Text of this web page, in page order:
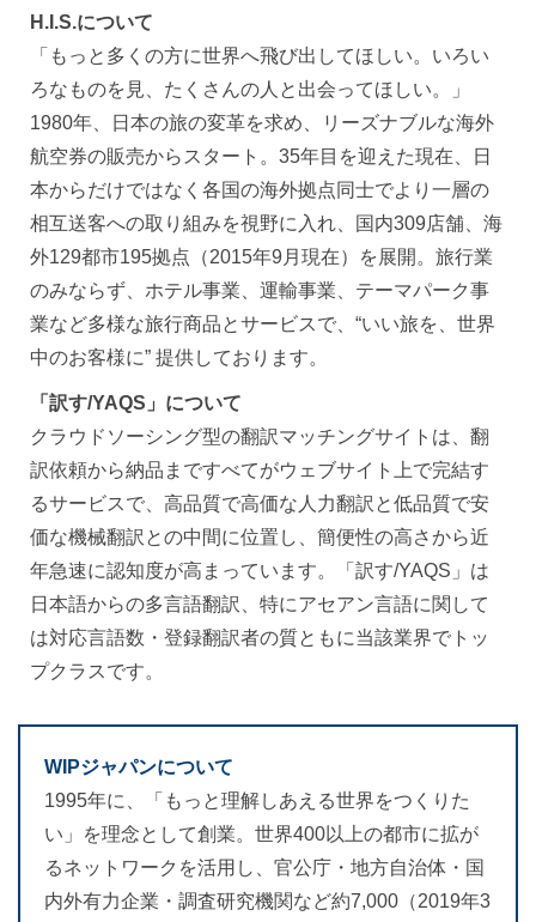
H.I.S.について
「もっと多くの方に世界へ飛び出してほしい。いろい
ろなものを見、たくさんの人と出会ってほしい。」
1980年、日本の旅の変革を求め、リーズナブルな海外
航空券の販売からスタート。35年目を迎えた現在、日
本からだけではなく各国の海外拠点同士でより一層の
相互送客への取り組みを視野に入れ、国内309店舗、海
外129都市195拠点（2015年9月現在）を展開。旅行業
のみならず、ホテル事業、運輸事業、テーマパーク事
業など多様な旅行商品とサービスで、“いい旅を、世界
中のお客様に” 提供しております。
「訳す/YAQS」について
クラウドソーシング型の翻訳マッチングサイトは、翻
訳依頼から納品まですべてがウェブサイト上で完結す
るサービスで、高品質で高価な人力翻訳と低品質で安
価な機械翻訳との中間に位置し、簡便性の高さから近
年急速に認知度が高まっています。「訳す/YAQS」は
日本語からの多言語翻訳、特にアセアン言語に関して
は対応言語数・登録翻訳者の質ともに当該業界でトッ
プクラスです。
WIPジャパンについて
1995年に、「もっと理解しあえる世界をつくりた
い」を理念として創業。世界400以上の都市に拡が
るネットワークを活用し、官公庁・地方自治体・国
内外有力企業・調査研究機関など約7,000（2019年3